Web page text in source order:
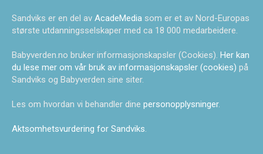
Sandviks er en del av AcadeMedia som er et av Nord-Europas
største utdanningsselskaper med ca 18 000 medarbeidere.
Babyverden.no bruker informasjonskapsler (Cookies). Her kan
du lese mer om vår bruk av informasjonskapsler (cookies) på
Sandviks og Babyverden sine siter.
Les om hvordan vi behandler dine personopplysninger.
Aktsomhetsvurdering for Sandviks.